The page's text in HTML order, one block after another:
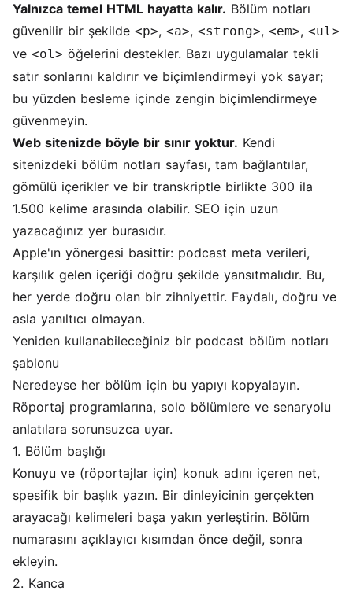
Yalnızca temel HTML hayatta kalır. Bölüm notları
güvenilir bir şekilde <p>, <a>, <strong>, <em>, <ul>
ve <ol> öğelerini destekler. Bazı uygulamalar tekli
satır sonlarını kaldırır ve biçimlendirmeyi yok sayar;
bu yüzden besleme içinde zengin biçimlendirmeye
güvenmeyin.
Web sitenizde böyle bir sınır yoktur. Kendi
sitenizdeki bölüm notları sayfası, tam bağlantılar,
gömülü içerikler ve bir transkriptle birlikte 300 ila
1.500 kelime arasında olabilir. SEO için uzun
yazacağınız yer burasıdır.
Apple'ın yönergesi basittir: podcast meta verileri,
karşılık gelen içeriği doğru şekilde yansıtmalıdır. Bu,
her yerde doğru olan bir zihniyettir. Faydalı, doğru ve
asla yanıltıcı olmayan.
Yeniden kullanabileceğiniz bir podcast bölüm notları
şablonu
Neredeyse her bölüm için bu yapıyı kopyalayın.
Röportaj programlarına, solo bölümlere ve senaryolu
anlatılara sorunsuzca uyar.
1. Bölüm başlığı
Konuyu ve (röportajlar için) konuk adını içeren net,
spesifik bir başlık yazın. Bir dinleyicinin gerçekten
arayacağı kelimeleri başa yakın yerleştirin. Bölüm
numarasını açıklayıcı kısımdan önce değil, sonra
ekleyin.
2. Kanca